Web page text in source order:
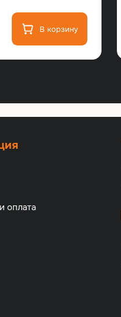
В корзину
оплата